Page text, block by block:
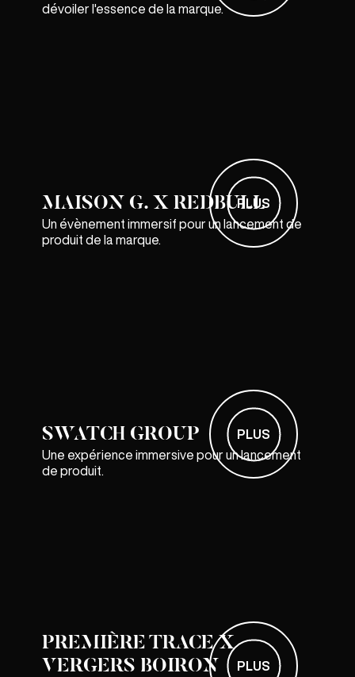
dévoiler l'essence de la marque.
MAISON G. X REDBULL
Un évènement immersif pour un lancement de
produit de la marque.
PLUS
SWATCH GROUP
Une expérience immersive pour un lancement
de produit.
PLUS
PREMIÈRE TRACE X
VERGERS BOIRON
PLUS